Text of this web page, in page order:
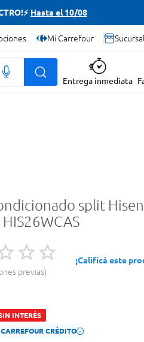
Hasta el 10/08
Mi Carrefour
Entrega inmediata
split
previas
¡Calificá este
INTERÉS
CRÉDITO